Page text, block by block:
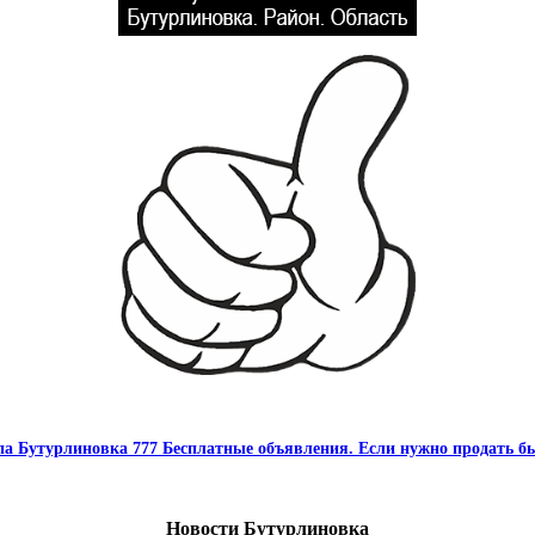
Бутурлиновка 777 Бесплатные объявления. Если нужно продать
Новости Бутурлиновка